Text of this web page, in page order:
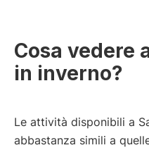
Cosa vedere
in inverno?
Le attività disponibili a
abbastanza simili a